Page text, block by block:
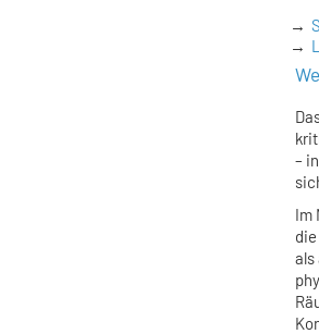
–
Im
als